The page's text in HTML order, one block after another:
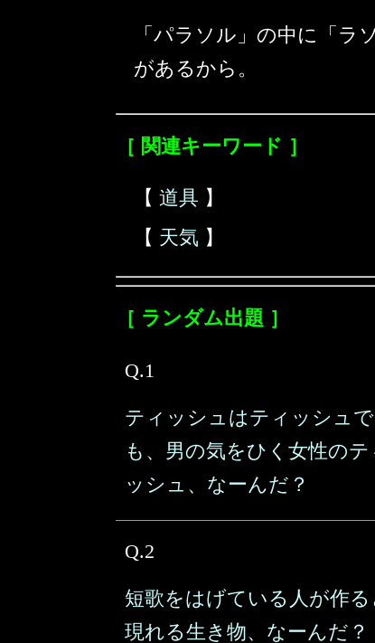
「パラソル」の中に「ラソ
があるから。
［ 関連キーワード ］
【 道具 】
【 天気 】
［ ランダム出題 ］
Q.1
ティッシュはティッシュで
も、男の気をひく女性のテ
ッシュ、なーんだ？
Q.2
短歌をはげている人が作る
現れる生き物、なーんだ？